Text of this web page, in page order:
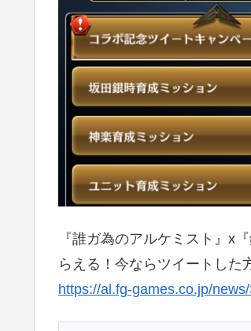
『誰ガ為のアルケミスト』x
らえる！今ならツイートした
https://al.fg-games.co.jp/